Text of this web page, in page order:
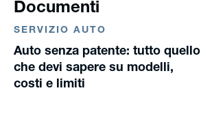
Documenti
SERVIZIO AUTO
Auto senza patente: tutto quello
che devi sapere su modelli,
costi e limiti